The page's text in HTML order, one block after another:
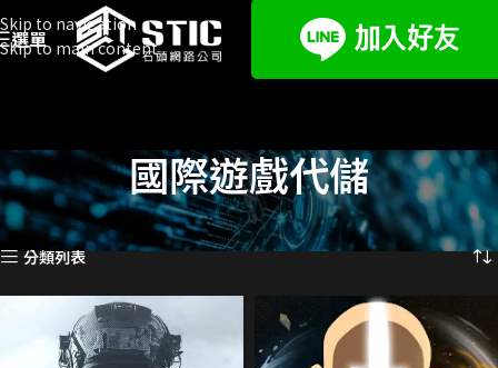
Skip to navigation
Skip to main content
選單
國際遊戲代儲
首頁 遊戲代儲 國際遊戲代儲 頁面 2 顯示第 13 至 24 項結果，共 647 項
分類列表